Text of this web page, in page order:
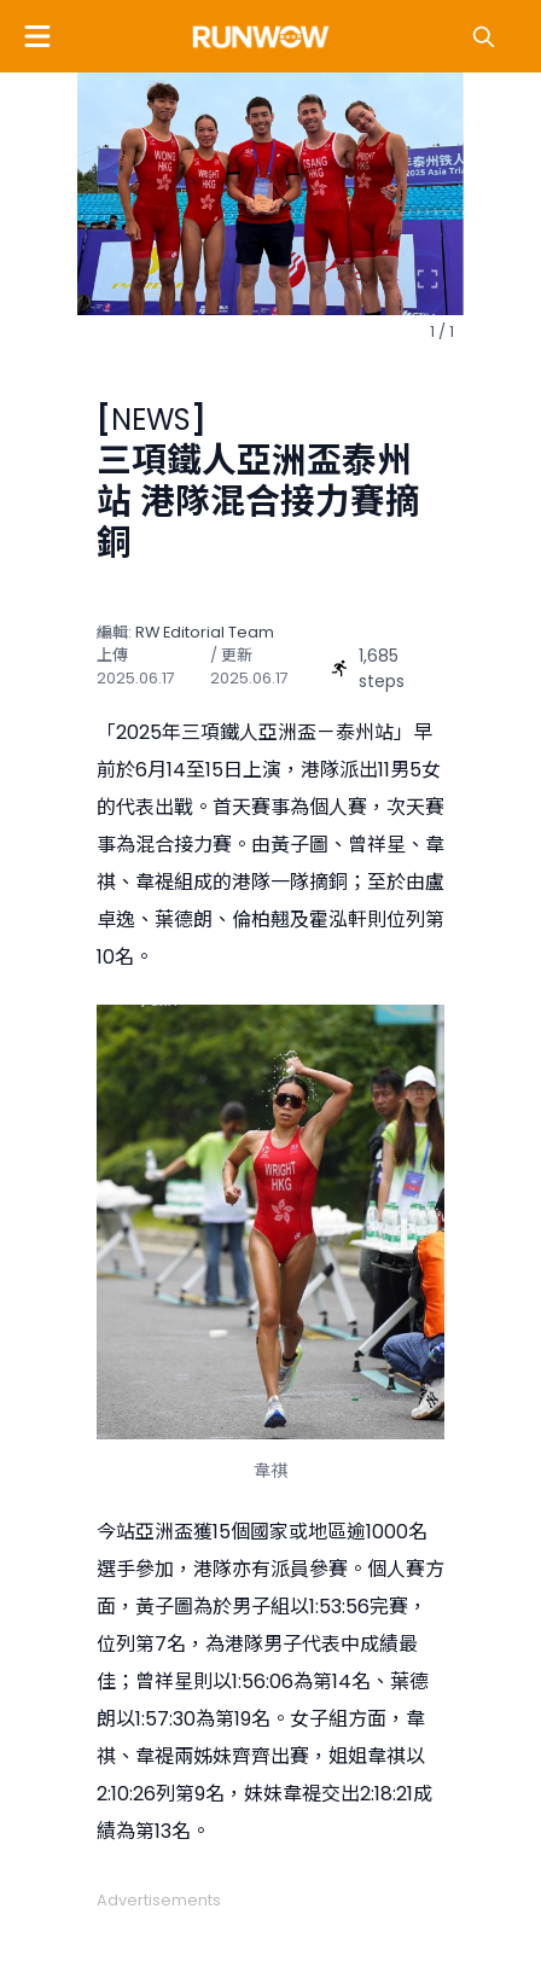
1 / 1
[NEWS]
三項鐵人亞洲盃泰州
站 港隊混合接力賽摘
銅
編輯: RW Editorial Team
上傳
2025.06.17
/ 更新
2025.06.17
1,685
steps
「2025年三項鐵人亞洲盃－泰州站」早
前於6月14至15日上演，港隊派出11男5女
的代表出戰。首天賽事為個人賽，次天賽
事為混合接力賽。由黃子圖、曾祥星、韋
祺、韋禔組成的港隊一隊摘銅；至於由盧
卓逸、葉德朗、倫柏翹及霍泓軒則位列第
10名。
韋祺
今站亞洲盃獲15個國家或地區逾1000名
選手參加，港隊亦有派員參賽。個人賽方
面，黃子圖為於男子組以1:53:56完賽，
位列第7名，為港隊男子代表中成績最
佳；曾祥星則以1:56:06為第14名、葉德
朗以1:57:30為第19名。女子組方面，韋
祺、韋禔兩姊妹齊齊出賽，姐姐韋祺以
2:10:26列第9名，妹妹韋禔交出2:18:21成
績為第13名。
Advertisements